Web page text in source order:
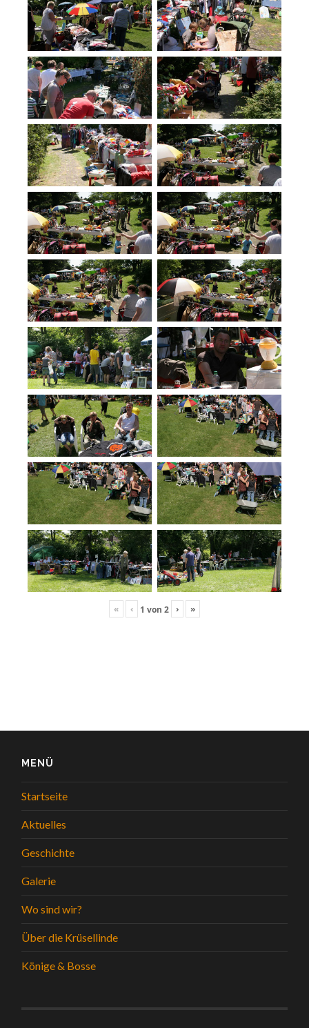
« ‹ 1 von 2 › »
MENÜ
Startseite
Aktuelles
Geschichte
Galerie
Wo sind wir?
Über die Krüsellinde
Könige & Bosse